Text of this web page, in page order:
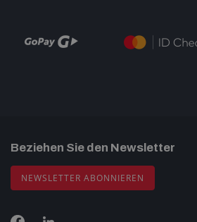
Beziehen Sie den Newsletter
NEWSLETTER ABONNIEREN